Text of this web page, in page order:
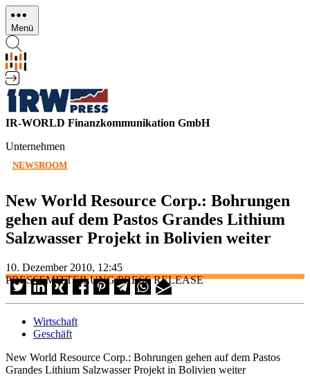
Direkt
zum
Inhalt
Menü
IR-WORLD Finanzkommunikation GmbH
Unternehmen
NEWSROOM
New World Resource Corp.: Bohrungen
gehen auf dem Pastos Grandes Lithium
Salzwasser Projekt in Bolivien weiter
10. Dezember 2010, 12:45
PRESSEMITTEILUNG/PRESS RELEASE
Wirtschaft
Geschäft
New World Resource Corp.: Bohrungen gehen auf dem Pastos
Grandes Lithium Salzwasser Projekt in Bolivien weiter